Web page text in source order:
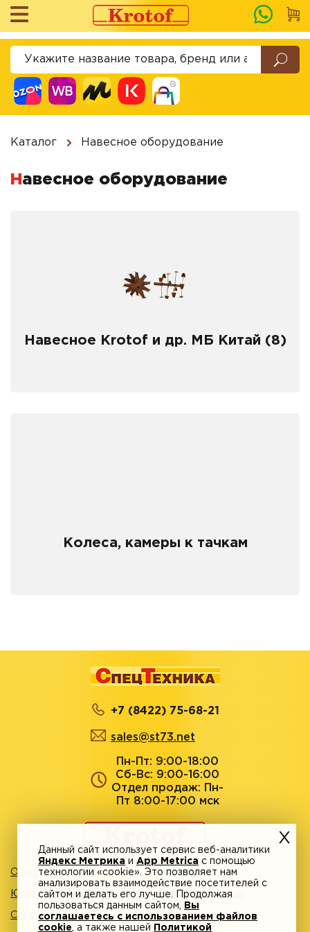
Каталог Навесное оборудование
Навесное оборудование
Навесное Krotof и др. МБ Китай (8)
Колеса, камеры к тачкам
+7 (8422) 75-68-21
sales@st73.net
Пн-Пт: 9:00-18:00
Сб-Вс: 9:00-16:00
Отдел продаж: Пн-
Пт 8:00-17:00 мск
О нас Акции
Юридическим лицам Адреса магазинов
Сервисный центр Личный кабинет
Данный сайт использует сервис веб-аналитики
Яндекс Метрика и App Metrica с помощью
технологии «cookie». Это позволяет нам
анализировать взаимодействие посетителей с
сайтом и делать его лучше. Продолжая
пользоваться данным сайтом,
Вы
соглашаетесь с использованием файлов
cookie , а также нашей Политикой